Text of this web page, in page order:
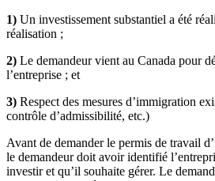
1) Un investissement substantiel a été
réalisation ;
2) Le demandeur vient au Canada pour
l’entreprise ; et
3) Respect des mesures d’immigration
contrôle d’admissibilité, etc.)
Avant de demander le permis de travail
le demandeur doit avoir identifié
investir et qu’il souhaite gérer. Le